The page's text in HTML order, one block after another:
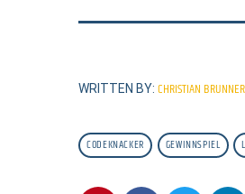
WRITTEN BY: CHRISTIAN BRUNNER
CODEKNACKER GEWINNSPIEL